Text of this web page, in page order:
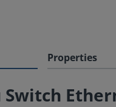
Properties